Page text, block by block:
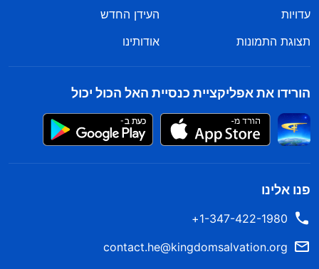
עדויות
העידן החדש
תצוגת התמונות
אודותינו
הורידו את אפליקציית כנסיית האל הכול יכול
פנו אלינו
1-347-422-1980+
contact.he@kingdomsalvation.org